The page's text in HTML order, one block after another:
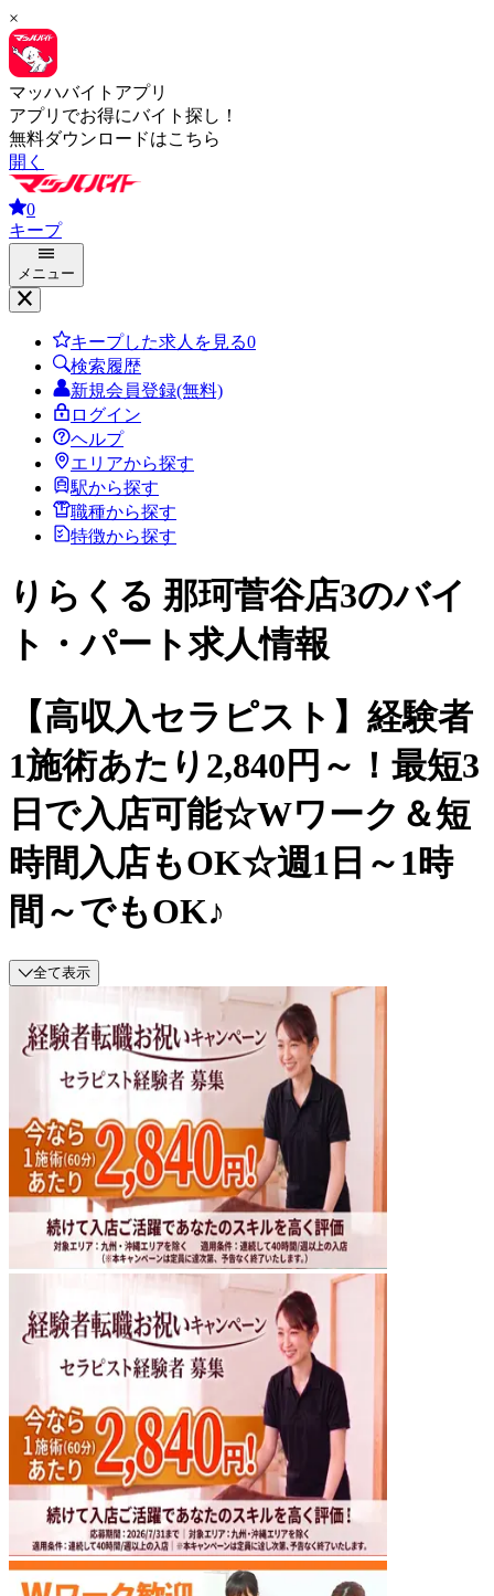
×
マッハバイトアプリ
アプリでお得にバイト探し！
無料ダウンロードはこちら
開く
0
キープ
メニュー
キープした求人を見る0
検索履歴
新規会員登録(無料)
ログイン
ヘルプ
エリアから探す
駅から探す
職種から探す
特徴から探す
りらくる 那珂菅谷店3のバイ
ト・パート求人情報
【高収入セラピスト】経験者
1施術あたり2,840円～！最短3
日で入店可能☆Wワーク＆短
時間入店もOK☆週1日～1時
間～でもOK♪
全て表示